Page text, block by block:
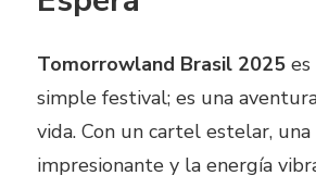
Tomorrowland Brasil 2025
simple festival; es una
vida. Con un cartel estelar,
impresionante y la energía